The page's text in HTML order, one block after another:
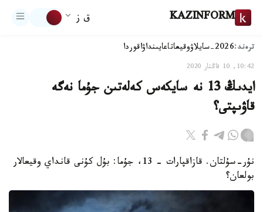
KAZINFORM ق ز
ترەند:2026-سايلاۋ وقيعاتاعايىنداۋاقوردا
10:42, 10 قاڭتار 2020
ايدىڭ 13 نە سايكەس كەلەتىن جۇما نەگە
قاۋىپتى؟
نۇر-سۇلتان. قازاقپارات – 13، جۇما: بۇل كۇنى قانداي وقيعالار
بولعان؟